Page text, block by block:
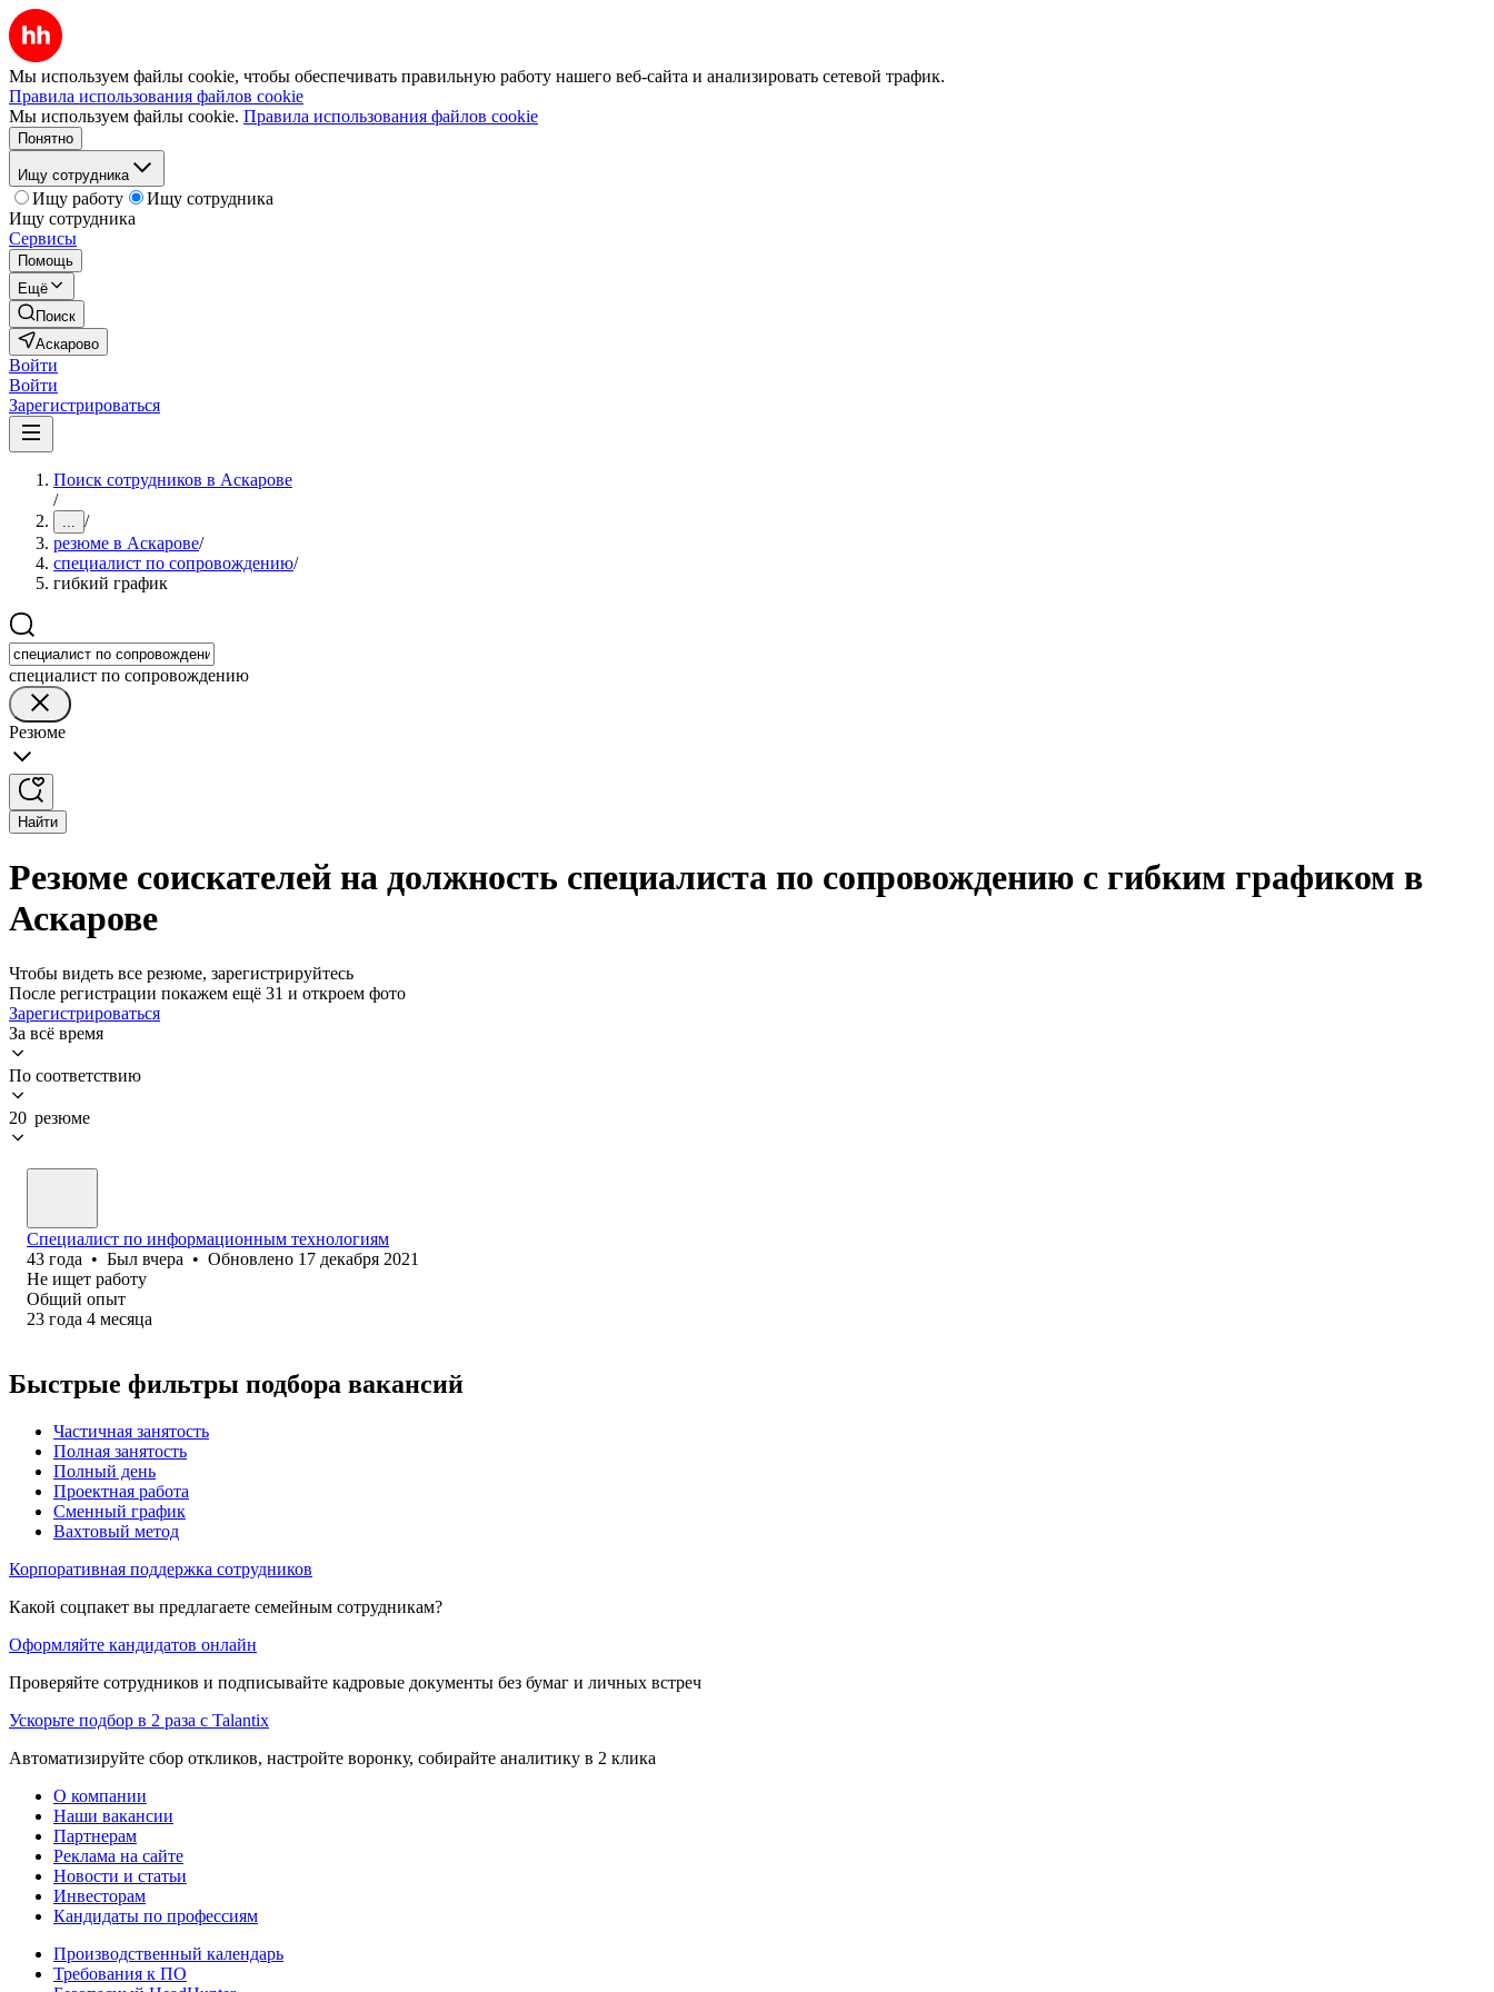
Мы используем файлы cookie, чтобы обеспечивать правильную работу нашего веб-сайта и анализировать сетевой трафик.
Правила использования файлов cookie
Мы используем файлы cookie. Правила использования файлов cookie
Понятно
Ищу сотрудника
Ищу работу
Ищу сотрудника
Ищу сотрудника
Сервисы
Помощь
Ещё
Поиск
Аскарово
Войти
Войти
Зарегистрироваться
Поиск сотрудников в Аскарове
/
... /
резюме в Аскарове/
специалист по сопровождению/
гибкий график
специалист по сопровождению
Резюме
Найти
Резюме соискателей на должность специалиста по сопровождению с гибким графиком в
Аскарове
Чтобы видеть все резюме, зарегистрируйтесь
После регистрации покажем ещё 31 и откроем фото
Зарегистрироваться
За всё время
По соответствию
20 резюме
Специалист по информационным технологиям
43 года • Был вчера • Обновлено 17 декабря 2021
Не ищет работу
Общий опыт
23 года 4 месяца
Быстрые фильтры подбора вакансий
Частичная занятость
Полная занятость
Полный день
Проектная работа
Сменный график
Вахтовый метод
Корпоративная поддержка сотрудников
Какой соцпакет вы предлагаете семейным сотрудникам?
Оформляйте кандидатов онлайн
Проверяйте сотрудников и подписывайте кадровые документы без бумаг и личных встреч
Ускорьте подбор в 2 раза с Talantix
Автоматизируйте сбор откликов, настройте воронку, собирайте аналитику в 2 клика
О компании
Наши вакансии
Партнерам
Реклама на сайте
Новости и статьи
Инвесторам
Кандидаты по профессиям
Производственный календарь
Требования к ПО